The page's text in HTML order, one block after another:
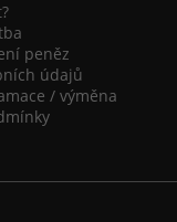
peněz
údajů
/ výměna